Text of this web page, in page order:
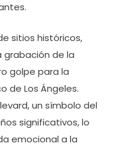
sitios históricos,
grabación de la
golpe para la
de Los Ángeles.
un símbolo del
significativos, lo
emocional a la